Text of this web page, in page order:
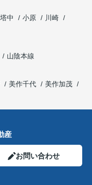
中 小原
川崎
山陰本線
美作千代
美作加茂
産
お問い合わせ